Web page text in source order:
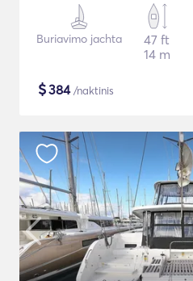
Buriavimo jachta
47 ft
14 m
$384/naktinis